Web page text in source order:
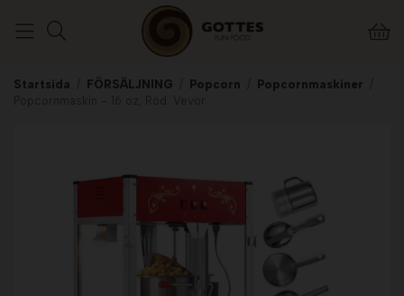
Startsida FÖRSÄLJNING Popcorn Popcornmaskiner